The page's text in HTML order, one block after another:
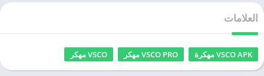
العلامات
VSCO APK مهكرة VSCO PRO مهكر VSCO مهكر